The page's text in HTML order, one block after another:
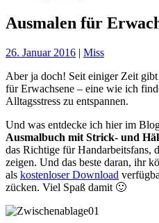
Ausmalen für
26. Januar 2016 | Miss
Aber ja doch! Seit einiger Zeit
für Erwachsene – eine wie ich
Alltagsstress zu entspannen.
Und was entdecke ich hier im
Ausmalbuch mit Strick- und
das Richtige für Handarbeitsfans,
zeigen. Und das beste daran, ihr
als kostenloser Download
zücken. Viel Spaß damit 🙂